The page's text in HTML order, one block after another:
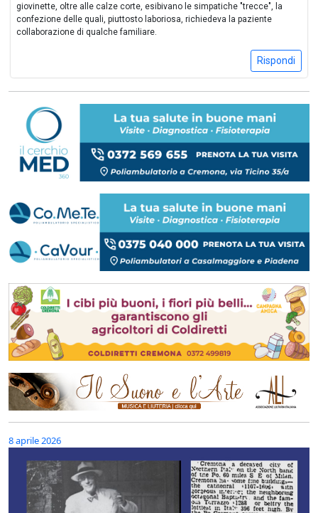
giovinette, oltre alle calze corte, esibivano le simpatiche "trecce", la
confezione delle quali, piuttosto laboriosa, richiedeva la paziente
collaborazione di qualche familiare.
Rispondi
8 aprile 2026